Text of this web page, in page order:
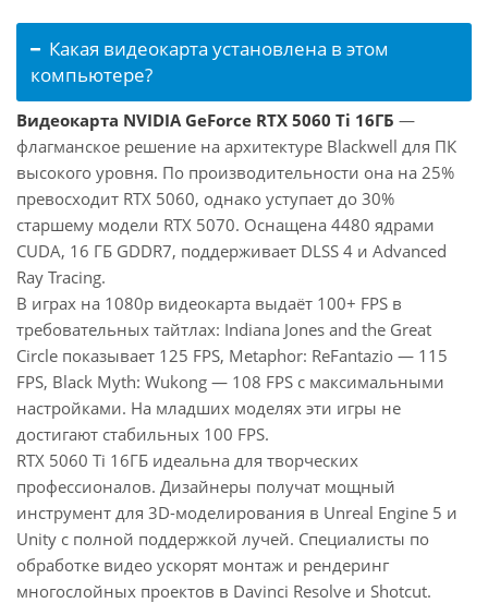
Какая видеокарта установлена в этом
компьютере?
Видеокарта NVIDIA GeForce RTX 5060 Ti 16ГБ —
флагманское решение на архитектуре Blackwell для ПК
высокого уровня. По производительности она на 25%
превосходит RTX 5060, однако уступает до 30%
старшему модели RTX 5070. Оснащена 4480 ядрами
CUDA, 16 ГБ GDDR7, поддерживает DLSS 4 и Advanced
Ray Tracing.
В играх на 1080p видеокарта выдаёт 100+ FPS в
требовательных тайтлах: Indiana Jones and the Great
Circle показывает 125 FPS, Metaphor: ReFantazio — 115
FPS, Black Myth: Wukong — 108 FPS с максимальными
настройками. На младших моделях эти игры не
достигают стабильных 100 FPS.
RTX 5060 Ti 16ГБ идеальна для творческих
профессионалов. Дизайнеры получат мощный
инструмент для 3D-моделирования в Unreal Engine 5 и
Unity с полной поддержкой лучей. Специалисты по
обработке видео ускорят монтаж и рендеринг
многослойных проектов в Davinci Resolve и Shotcut.